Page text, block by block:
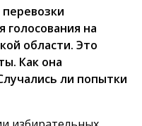
голосования на
области. Это
Как она
ли попытки